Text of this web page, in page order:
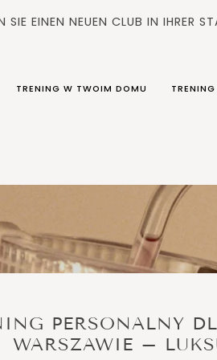
SIE EINEN NEUEN CLUB IN IHRER
TRENING W TWOIM DOMU
PERSONALNY
WARSZAWIE –